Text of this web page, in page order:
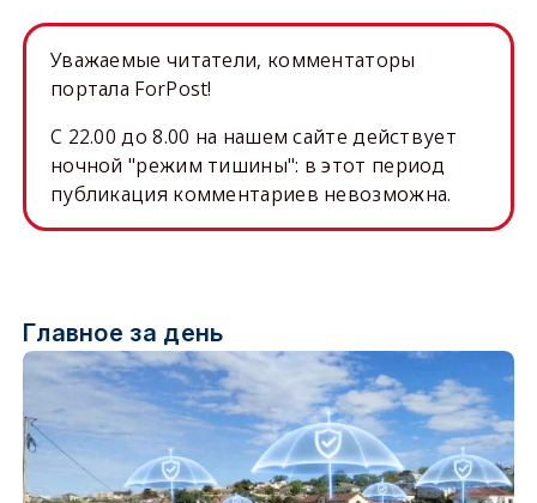
Уважаемые читатели, комментаторы
портала ForPost!
C 22.00 до 8.00 на нашем сайте действует
ночной "режим тишины": в этот период
публикация комментариев невозможна.
Главное за день